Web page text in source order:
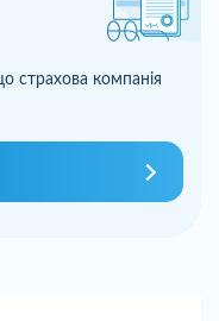
страхова компанія